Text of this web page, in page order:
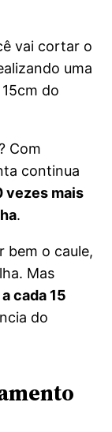
vai cortar o
uma
do
Com
continua
vezes mais
.
bem o caule,
Mas
cada 15
do